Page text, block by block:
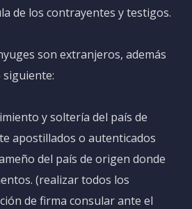
de los contrayentes y testigos.
son extranjeros, además
y soltería del país de
apostillados o autenticados
del país de origen donde
(realizar todos los
de firma consular ante el